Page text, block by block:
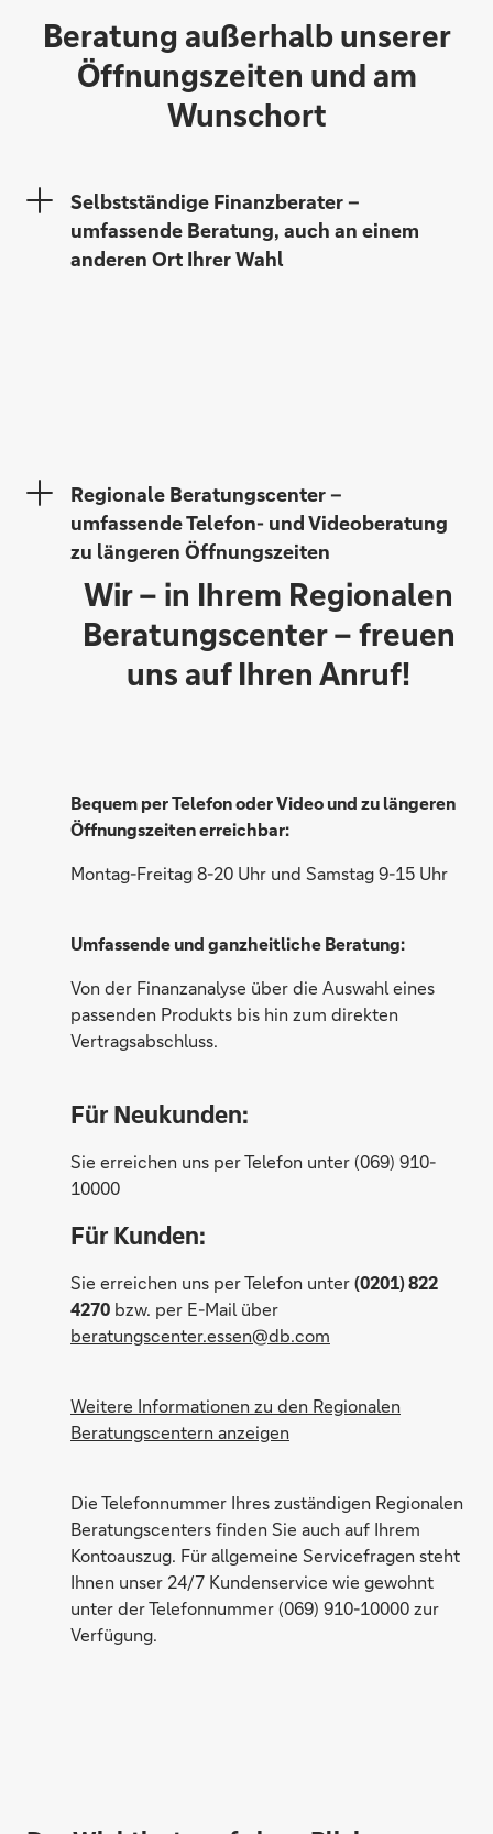
Jannik Böhnke
Albert Jusalin
Stefanie Puttin
Sandra Versnel
Alexander Engels
Jennifer Jackson
Beratung außerhalb unserer
Öffnungszeiten und am
Wunschort
Selbstständige Finanzberater –
umfassende Beratung, auch an einem
anderen Ort Ihrer Wahl
Regionale Beratungscenter –
umfassende Telefon- und Videoberatung
zu längeren Öffnungszeiten
Wir – in Ihrem Regionalen
Beratungscenter – freuen
uns auf Ihren Anruf!
Bequem per Telefon oder Video und zu längeren
Öffnungszeiten erreichbar:
Montag-Freitag 8-20 Uhr und Samstag 9-15 Uhr
Umfassende und ganzheitliche Beratung:
Von der Finanzanalyse über die Auswahl eines
passenden Produkts bis hin zum direkten
Vertragsabschluss.
Für Neukunden:
Sie erreichen uns per Telefon unter (069) 910-
10000
Für Kunden:
Sie erreichen uns per Telefon unter(0201) 822
4270 bzw. per E-Mail über
beratungscenter.essen@db.com
Weitere Informationen zu den Regionalen
Beratungscentern anzeigen
Die Telefonnummer Ihres zuständigen Regionalen
Beratungscenters finden Sie auch auf Ihrem
Kontoauszug. Für allgemeine Servicefragen steht
Ihnen unser 24/7 Kundenservice wie gewohnt
unter der Telefonnummer (069) 910-10000 zur
Verfügung.